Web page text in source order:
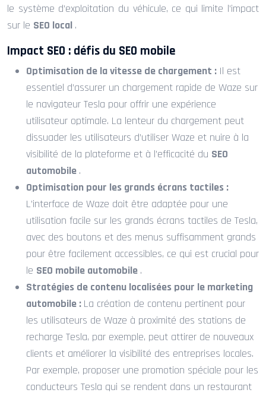
le système d’exploitation du véhicule, ce qui limite l’impact
sur le SEO local .
Impact SEO : défis du SEO mobile
Optimisation de la vitesse de chargement : Il est
essentiel d’assurer un chargement rapide de Waze sur
le navigateur Tesla pour offrir une expérience
utilisateur optimale. La lenteur du chargement peut
dissuader les utilisateurs d’utiliser Waze et nuire à la
visibilité de la plateforme et à l’efficacité du SEO
automobile .
Optimisation pour les grands écrans tactiles :
L’interface de Waze doit être adaptée pour une
utilisation facile sur les grands écrans tactiles de Tesla,
avec des boutons et des menus suffisamment grands
pour être facilement accessibles, ce qui est crucial pour
le SEO mobile automobile .
Stratégies de contenu localisées pour le marketing
automobile : La création de contenu pertinent pour
les utilisateurs de Waze à proximité des stations de
recharge Tesla, par exemple, peut attirer de nouveaux
clients et améliorer la visibilité des entreprises locales.
Par exemple, proposer une promotion spéciale pour les
conducteurs Tesla qui se rendent dans un restaurant